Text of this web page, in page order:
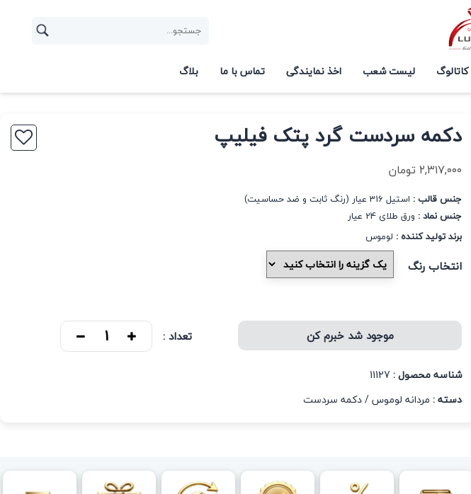
کاتالوگ لیست شعب اخذ نمایندگی تماس با ما بلاگ
دکمه سردست گرد پتک فیلیپ
۲,۳۱۷,۰۰۰تومان
جنس قالب : استیل 316 عیار (رنگ ثابت و ضد حساسیت)
جنس نماد : ورق طلای 24 عیار
برند تولید کننده : لوموس
انتخاب رنگ
موجود شد خبرم کن تعداد :
شناسه محصول : 11127
دسته : مردانه لوموس/دکمه سردست